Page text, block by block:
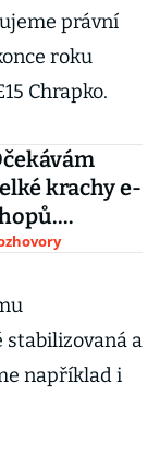
právní
roku
Chrapko.
krachy e-
je jen
Klega za
například i